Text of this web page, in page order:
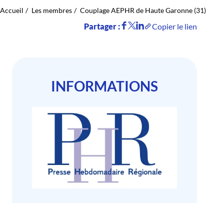
Accueil Les membres Couplage AEPHR de Haute Garonne (31)
Partager : Copier le lien
INFORMATIONS